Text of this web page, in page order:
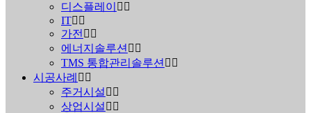
디스플레이
IT
가전
에너지솔루션
TMS 통합관리솔루션
시공사례
주거시설
상업시설